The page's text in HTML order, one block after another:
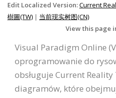
Edit Localized Version:Current
樹圖(TW) | 当前现实树图(CN)
View this page
Visual Paradigm Online
oprogramowanie do
obsługuje Current
diagramów, które